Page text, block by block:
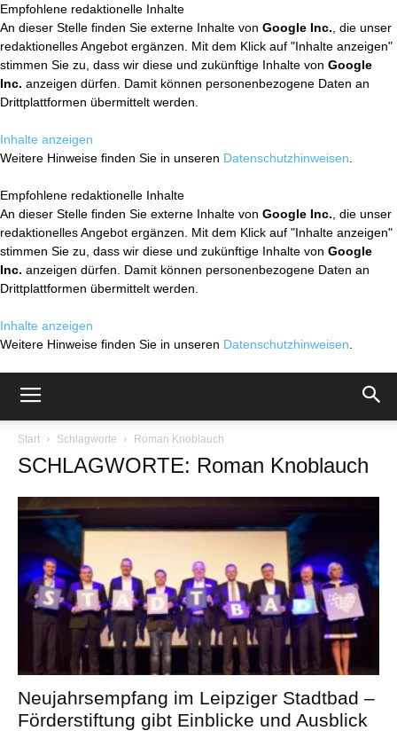
Empfohlene redaktionelle Inhalte
An dieser Stelle finden Sie externe Inhalte von Google Inc. , die unser
redaktionelles Angebot ergänzen. Mit dem Klick auf "Inhalte anzeigen"
stimmen Sie zu, dass wir diese und zukünftige Inhalte von Google
Inc. anzeigen dürfen. Damit können personenbezogene Daten an
Drittplattformen übermittelt werden.
Inhalte anzeigen
Weitere Hinweise finden Sie in unseren Datenschutzhinweisen
Empfohlene redaktionelle Inhalte
An dieser Stelle finden Sie externe Inhalte von Google Inc. , die unser
redaktionelles Angebot ergänzen. Mit dem Klick auf "Inhalte anzeigen"
stimmen Sie zu, dass wir diese und zukünftige Inhalte von Google
Inc. anzeigen dürfen. Damit können personenbezogene Daten an
Drittplattformen übermittelt werden.
Inhalte anzeigen
Weitere Hinweise finden Sie in unseren Datenschutzhinweisen
Start Schlagworte Roman Knoblauch
SCHLAGWORTE: Roman Knoblauch
Neujahrsempfang im Leipziger Stadtbad –
Förderstiftung gibt Einblicke und Ausblick